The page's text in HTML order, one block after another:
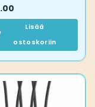
Lisää
ostoskoriin